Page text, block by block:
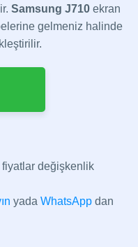
Samsung J710 ekran
gelmeniz halinde
değişkenlik
yada WhatsApp dan